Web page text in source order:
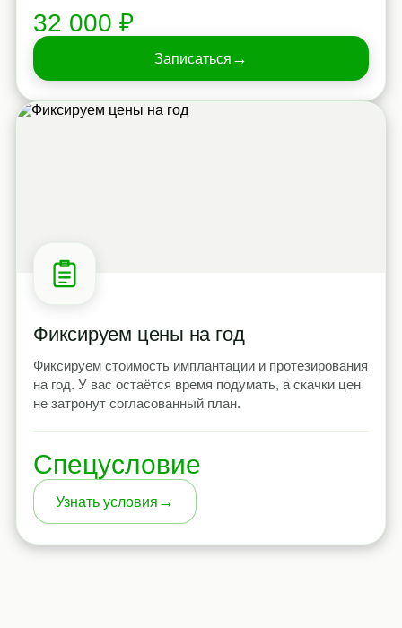
32 000 ₽
Записаться →
Фиксируем цены на год
Фиксируем стоимость имплантации и протезирования
на год. У вас остаётся время подумать, а скачки цен
не затронут согласованный план.
Спецусловие
Узнать условия →